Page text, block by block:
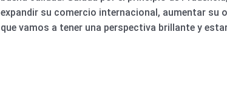
expandir su comercio internacional, aumentar su
que vamos a tener una perspectiva brillante y